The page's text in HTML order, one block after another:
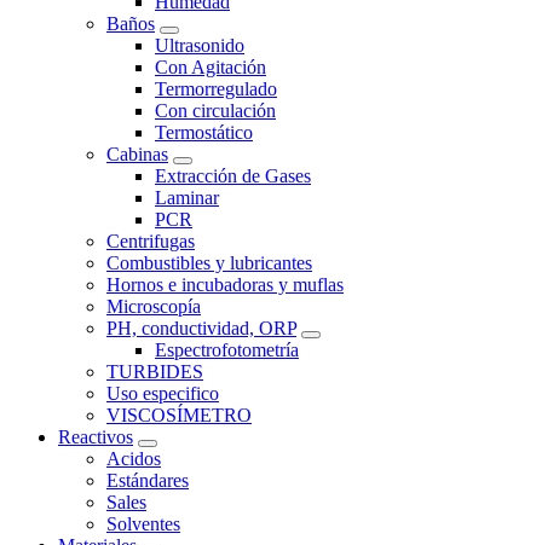
Baños
Ultrasonido
Con Agitación
Termorregulado
Con circulación
Termostático
Cabinas
Extracción de Gases
Laminar
PCR
Centrifugas
Combustibles y lubricantes
Hornos e incubadoras y muflas
Microscopía
PH, conductividad, ORP
Espectrofotometría
TURBIDES
Uso especifico
VISCOSÍMETRO
Reactivos
Acidos
Estándares
Sales
Solventes